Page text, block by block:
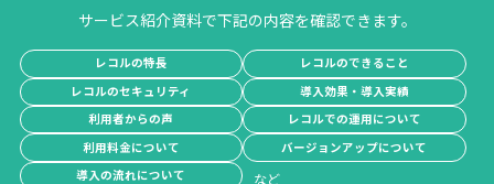
サービス紹介資料で下記の内容を確認できます。
レコルの特長
レコルのできること
レコルのセキュリティ
導入効果・導入実績
利用者からの声
レコルでの運用について
利用料金について
バージョンアップについて
導入の流れについて